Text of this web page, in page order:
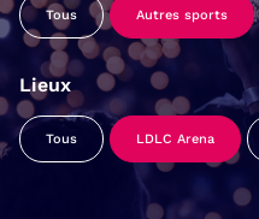
Tous Autres sports
Lieux
Tous LDLC Arena